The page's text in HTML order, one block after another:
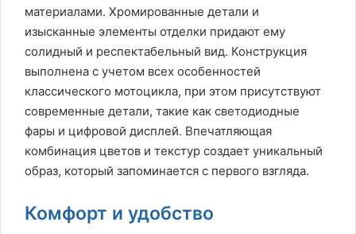
материалами. Хромированные детали и
изысканные элементы отделки придают ему
солидный и респектабельный вид. Конструкция
выполнена с учетом всех особенностей
классического мотоцикла, при этом присутствуют
современные детали, такие как светодиодные
фары и цифровой дисплей. Впечатляющая
комбинация цветов и текстур создает уникальный
образ, который запоминается с первого взгляда.
Комфорт и удобство